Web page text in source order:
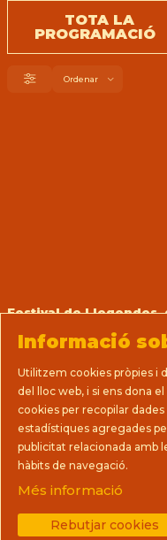
TOTA LA
PROGRAMACIÓ
Filtrar Ordenar
Festival de Llegendes
Prats, 14 (La Casa del Teatre
08712 Sant Martí de Tous
T 93 805 08 63
direccio@llegendes.cat
Sitemap Avís Legal
Política de privacitat
Termes i condicions de
Informació
Utilitzem cookies pròpies i
del lloc web, i si ens dona
cookies per recopilar
estadístiques agregades
publicitat relacionada amb
hàbits de navegació.
Més informació
Rebutjar cookies